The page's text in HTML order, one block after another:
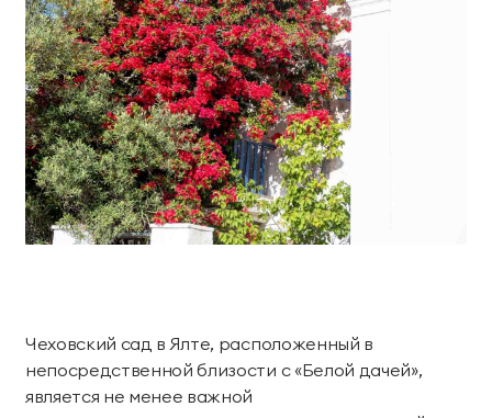
Чеховский сад в Ялте, расположенный в
непосредственной близости с «Белой дачей»,
является не менее важной